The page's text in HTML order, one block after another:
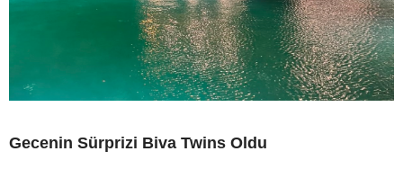
Gecenin Sürprizi Biva Twins Oldu